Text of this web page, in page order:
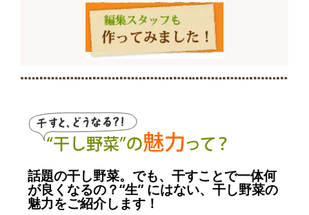
話題の干し野菜。でも、干すことで一体何
が良くなるの？“生” にはない、干し野菜の
魅力をご紹介します！